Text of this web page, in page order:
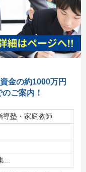
金の約1000万円
ご案内！
導塾・家庭教師
...